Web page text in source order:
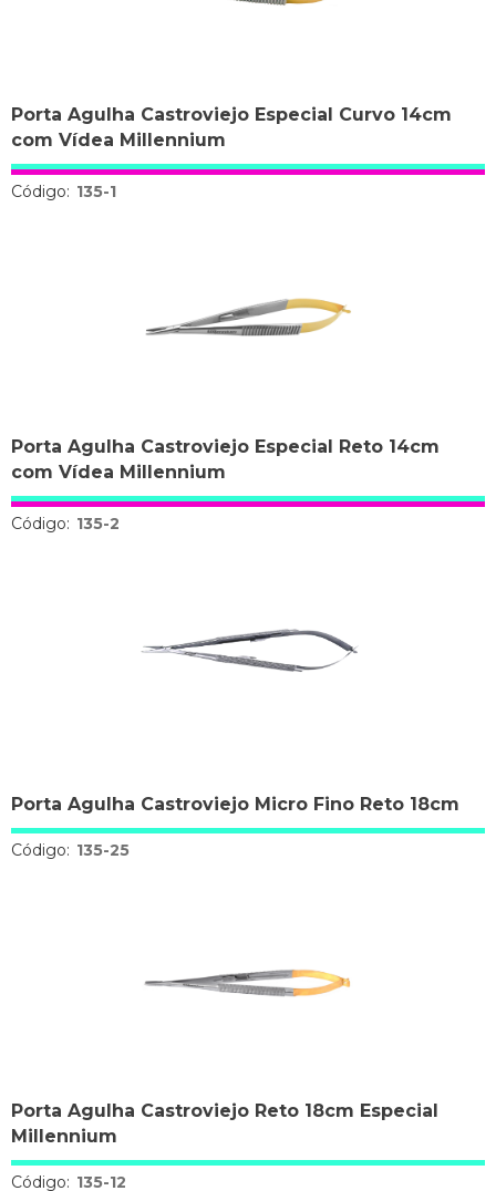
Porta Agulha Castroviejo Especial Curvo 14cm
com Vídea Millennium
Código: 135-1
Porta Agulha Castroviejo Especial Reto 14cm
com Vídea Millennium
Código: 135-2
Porta Agulha Castroviejo Micro Fino Reto 18cm
Código: 135-25
Porta Agulha Castroviejo Reto 18cm Especial
Millennium
Código: 135-12